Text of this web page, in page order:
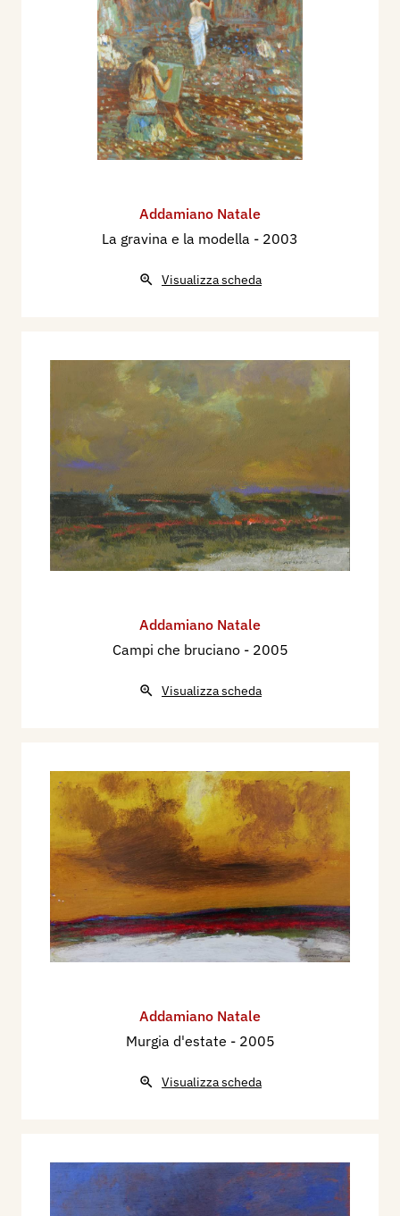
Addamiano Natale
La gravina e la modella - 2003
Visualizza scheda
Addamiano Natale
Campi che bruciano - 2005
Visualizza scheda
Addamiano Natale
Murgia d'estate - 2005
Visualizza scheda